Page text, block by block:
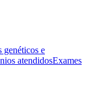
genéticos e
atendidosExames